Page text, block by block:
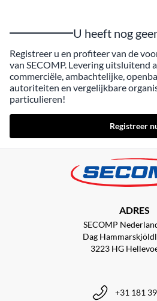
U heeft nog
Registreer u en profiteer van de
van SECOMP. Levering uitsluitend
commerciële, ambachtelijke,
autoriteiten en vergelijkbare
particulieren!
Registreer
ADRES
SECOMP
Dag
3223 HG
+31 181